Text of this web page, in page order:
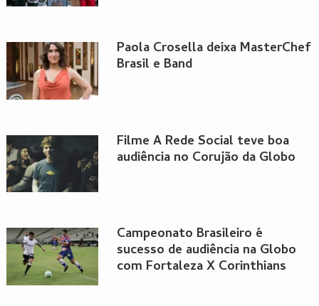
Paola Crosella deixa MasterChef
Brasil e Band
Filme A Rede Social teve boa
audiência no Corujão da Globo
Campeonato Brasileiro é
sucesso de audiência na Globo
com Fortaleza X Corinthians